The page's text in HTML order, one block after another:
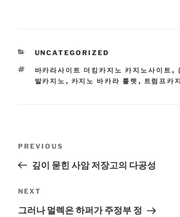
CATEGORIES
UNCATEGORIZED
TAGS
바카라사이트 더킹카지노 카지노사이트 ,
발카지노 , 카지노 바카라 룰렛 , 트럼프카
Previous
Post
PREVIOUS
깊이 묻힌 사암 저장고의 다공성
Next
Post
NEXT
그러나 멀렉은 하퍼가 주정부 정